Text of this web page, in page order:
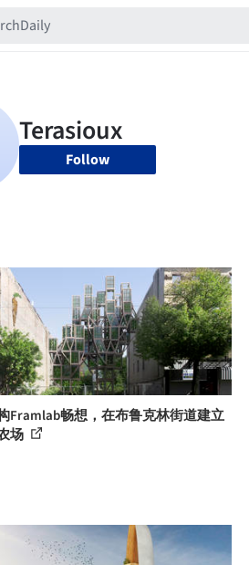
Follow
Framlab畅想，在布鲁克林街道建立
场